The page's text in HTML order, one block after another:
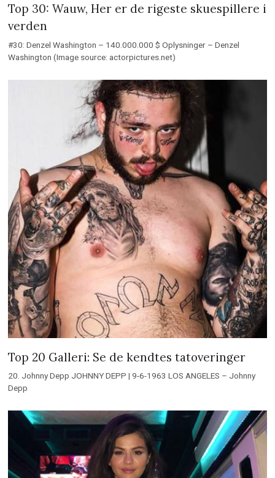
Top 30: Wauw, Her er de rigeste skuespillere i
verden
#30: Denzel Washington – 140.000.000 $ Oplysninger – Denzel
Washington (Image source: actorpictures.net)
Top 20 Galleri: Se de kendtes tatoveringer
20. Johnny Depp JOHNNY DEPP | 9-6-1963 LOS ANGELES – Johnny
Depp